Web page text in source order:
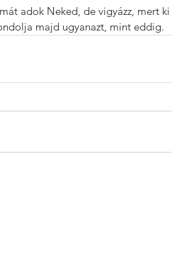
adok Neked, de vigyázz, mert
majd ugyanazt, mint eddig.